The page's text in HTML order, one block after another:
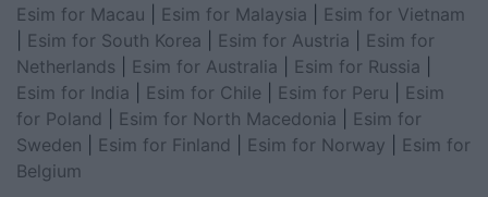
Esim for Macau
Esim for Malaysia
Esim for Vietnam
Esim for South Korea Esim for Austria
Esim for
Netherlands
Esim for Australia Esim for Russia
Esim for India
Esim for Chile Esim for Peru
Esim
for Poland
Esim for North Macedonia
Esim for
Sweden
Esim for Finland Esim for Norway
Esim for
Belgium